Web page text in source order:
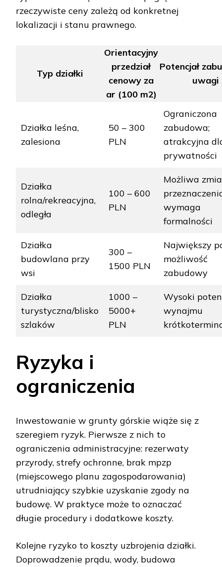
rzeczywiste ceny zależą od konkretnej
lokalizacji i stanu prawnego.
Typ działki
Orientacyjny
przedział
cenowy za
ar (100 m2)
Potencjał
uwagi
Działka leśna,
zalesiona
50 – 300
PLN
Ograniczona
zabudowa;
atrakcyjna
prywatności
Działka
rolna/rekreacyjna,
odległa
100 – 600
PLN
Możliwa
wymaga
formalności
Działka
budowlana przy
wsi
300 –
1500 PLN
Największy
możliwość
zabudowy
Działka
turystyczna/blisko
szlaków
1000 –
5000+
PLN
Wysoki
wynajmu
Ryzyka i
ograniczenia
Inwestowanie w grunty górskie wiąże się z
szeregiem ryzyk. Pierwsze z nich to
ograniczenia administracyjne: rezerwaty
przyrody, strefy ochronne, brak mpzp
(miejscowego planu zagospodarowania)
utrudniający szybkie uzyskanie zgody na
budowę. W praktyce może to oznaczać
długie procedury i dodatkowe koszty.
Kolejne ryzyko to koszty uzbrojenia działki.
Doprowadzenie prądu, wody, budowa